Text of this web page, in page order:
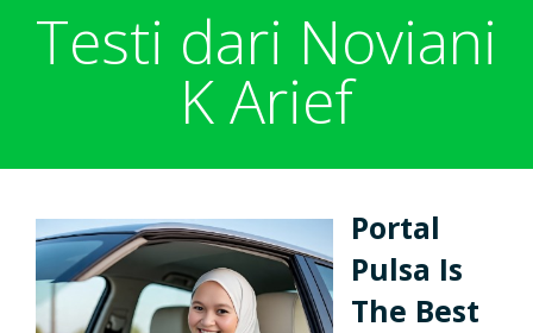
Produk
Token PLN murah
Bonus Mingguan
Deposit
Testi dari Noviani
K Arief
Portal
Pulsa Is
The Best